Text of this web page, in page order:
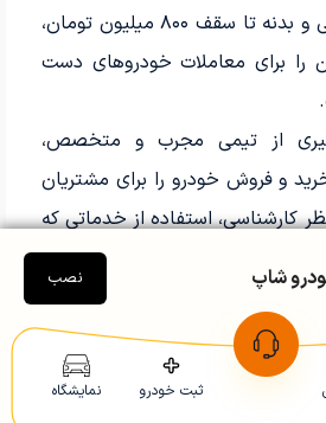
ضمانت کارشناسی فنی و بدنه تا سقف ۸۰۰ میلیون تومان،
برای معاملات خودروهای دست
از تیمی مجرب و متخصص،
و فروش خودرو را برای مشتریان
کارشناسی، استفاده از خدماتی که
و امنیت معاملات را ارائه می‌دهند،
خودروی مناسب با توجه به نیازها و
ثبت خودرو نمایشگاه
شاپ نصب